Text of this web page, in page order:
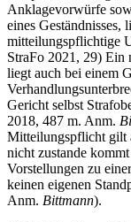
Anklagevorwürfe
eines Geständnisses,
mitteilungspflichtige
StraFo 2021, 29) Ein
liegt auch bei einem
Gericht selbst
2018, 487 m. Anm.
Mitteilungspflicht gilt
nicht zustande
Vorstellungen zu
keinen eigenen
Anm. Bittmann).